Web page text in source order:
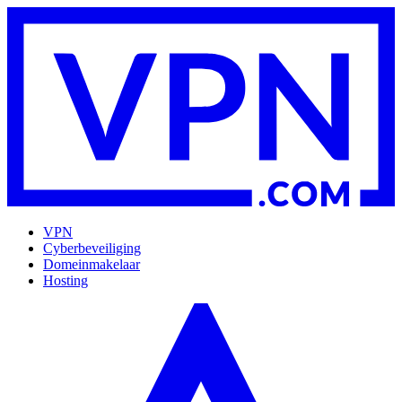
VPN
Cyberbeveiliging
Domeinmakelaar
Hosting